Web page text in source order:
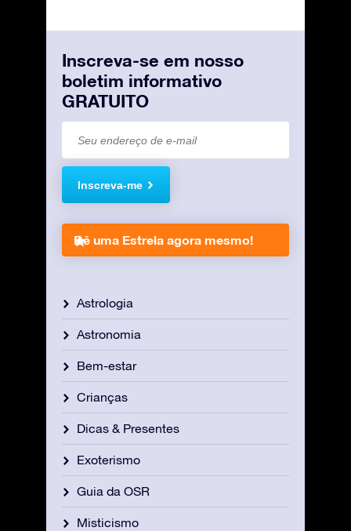
Inscreva-se em nosso
boletim informativo
GRATUITO
Inscreva-me
Dê uma Estrela agora mesmo!
Astrologia
Astronomia
Bem-estar
Crianças
Dicas & Presentes
Exoterismo
Guia da OSR
Misticismo